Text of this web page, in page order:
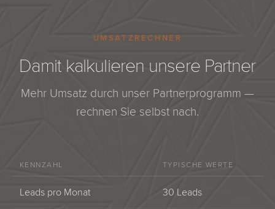
UMSATZRECHNER
Damit kalkulieren unsere Partner
Mehr Umsatz durch unser Partnerprogramm —
rechnen Sie selbst nach.
KENNZAHL TYPISCHE WERTE
Leads pro Monat 30 Leads